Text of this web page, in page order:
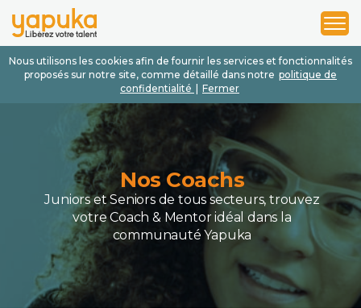
Nous utilisons les cookies afin de fournir les services et fonctionnalités
proposés sur notre site, comme détaillé dans notre politique de
confidentialité
Fermer
1
2
3
Nos Coachs
Juniors et Seniors de tous secteurs, trouvez
votre Coach & Mentor idéal dans la
communauté Yapuka